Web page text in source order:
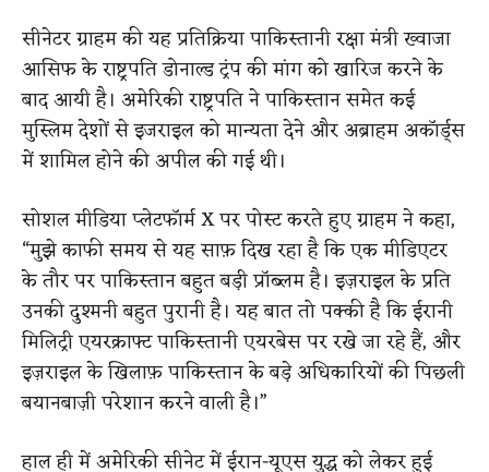
सीनेटर ग्राहम की यह प्रतिक्रिया पाकिस्तानी रक्षा मंत्री ख्वाजा
आसिफ के राष्ट्रपति डोनाल्ड ट्रंप की मांग को खारिज करने के
बाद आयी है। अमेरिकी राष्ट्रपति ने पाकिस्तान समेत कई
मुस्लिम देशों से इजराइल को मान्यता देने और अब्राहम अकॉर्ड्स
में शामिल होने की अपील की गई थी।
सोशल मीडिया प्लेटफॉर्म X पर पोस्ट करते हुए ग्राहम ने कहा,
“मुझे काफी समय से यह साफ़ दिख रहा है कि एक मीडिएटर
के तौर पर पाकिस्तान बहुत बड़ी प्रॉब्लम है। इज़राइल के प्रति
उनकी दुश्मनी बहुत पुरानी है। यह बात तो पक्की है कि ईरानी
मिलिट्री एयरक्राफ्ट पाकिस्तानी एयरबेस पर रखे जा रहे हैं, और
इज़राइल के खिलाफ़ पाकिस्तान के बड़े अधिकारियों की पिछली
बयानबाज़ी परेशान करने वाली है।”
हाल ही में अमेरिकी सीनेट में ईरान-यूएस युद्ध को लेकर हुई